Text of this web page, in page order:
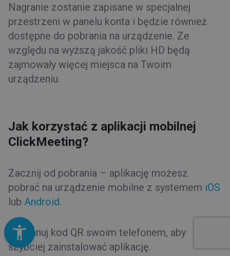
Nagranie zostanie zapisane w specjalnej
przestrzeni w panelu konta i będzie również
dostępne do pobrania na urządzenie. Ze
względu na wyższą jakość pliki HD będą
zajmowały więcej miejsca na Twoim
urządzeniu.
Jak korzystać z aplikacji mobilnej
ClickMeeting?
Zacznij od pobrania – aplikację możesz
pobrać na urządzenie mobilne z systemem iOS
lub Android.
Zeskanuj kod QR swoim telefonem, aby
szybciej zainstalować aplikację.